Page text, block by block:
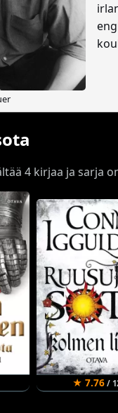
4 kirjaa ja sarja
★ 7.76/